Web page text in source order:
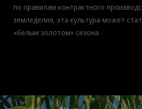
по правилам контрактного
земледелия, эта культура может
«белым золотом» сезона.